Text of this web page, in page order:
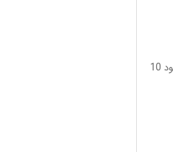
3-با فشردن دکمه دانلود حدودا 10 ویدیو منتظر شوید تا ویدویوهای در صف فرار گرفته شده یکی پش از دیگری دانلود شوند و سپس دکمه دانلود 10